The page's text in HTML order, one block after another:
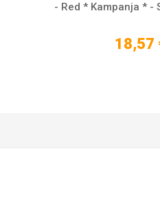
- Red * Kampanja * -
18,57